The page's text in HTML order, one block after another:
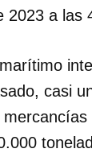
a las
casi